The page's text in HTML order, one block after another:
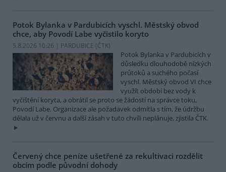
Potok Bylanka v Pardubicích vyschl. Městský obvod
chce, aby Povodí Labe vyčistilo koryto
5.8.2026 10:26 | PARDUBICE (ČTK)
Potok Bylanka v Pardubicích v
důsledku dlouhodobě nízkých
průtoků a suchého počasí
vyschl. Městský obvod VI chce
využít období bez vody k
vyčištění koryta, a obrátil se proto se žádostí na správce toku,
Povodí Labe. Organizace ale požadavek odmítla s tím, že údržbu
dělala už v červnu a další zásah v tuto chvíli neplánuje, zjistila ČTK.
Červený chce peníze ušetřené za rekultivaci rozdělit
obcím podle původní dohody